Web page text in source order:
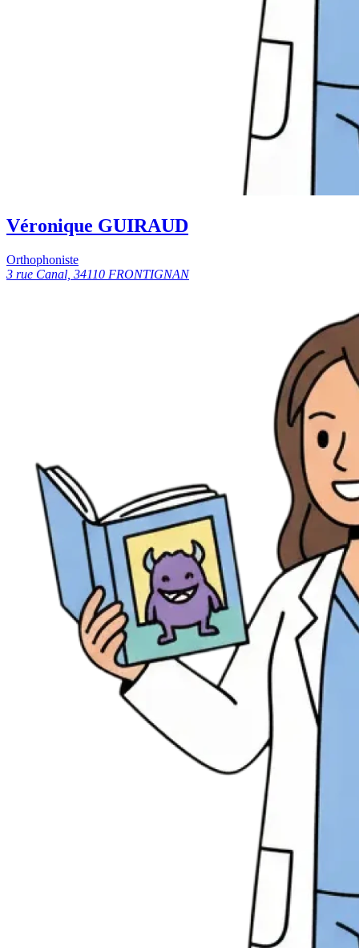
Véronique GUIRAUD
Orthophoniste
3 rue Canal, 34110 FRONTIGNAN